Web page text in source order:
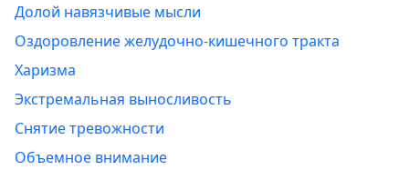
Долой навязчивые мысли
Оздоровление желудочно-кишечного тракта
Харизма
Экстремальная выносливость
Снятие тревожности
Объемное внимание